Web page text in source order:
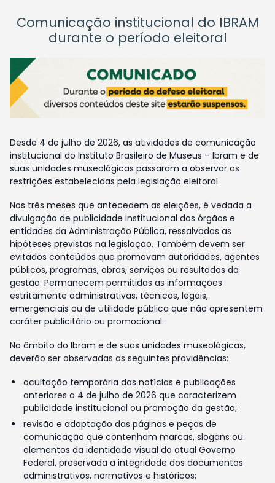
Comunicação institucional do IBRAM
durante o período eleitoral
Desde 4 de julho de 2026, as atividades de comunicação
institucional do Instituto Brasileiro de Museus – Ibram e de
suas unidades museológicas passaram a observar as
restrições estabelecidas pela legislação eleitoral.
Nos três meses que antecedem as eleições, é vedada a
divulgação de publicidade institucional dos órgãos e
entidades da Administração Pública, ressalvadas as
hipóteses previstas na legislação. Também devem ser
evitados conteúdos que promovam autoridades, agentes
públicos, programas, obras, serviços ou resultados da
gestão. Permanecem permitidas as informações
estritamente administrativas, técnicas, legais,
emergenciais ou de utilidade pública que não apresentem
caráter publicitário ou promocional.
No âmbito do Ibram e de suas unidades museológicas,
deverão ser observadas as seguintes providências:
ocultação temporária das notícias e publicações
anteriores a 4 de julho de 2026 que caracterizem
publicidade institucional ou promoção da gestão;
revisão e adaptação das páginas e peças de
comunicação que contenham marcas, slogans ou
elementos da identidade visual do atual Governo
Federal, preservada a integridade dos documentos
administrativos, normativos e históricos;